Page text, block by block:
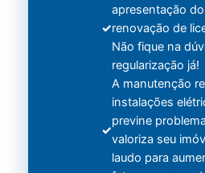
apresentação
renovação de
Não fique na
regularização já!
A manutenção
instalações
previne
valoriza seu
laudo para